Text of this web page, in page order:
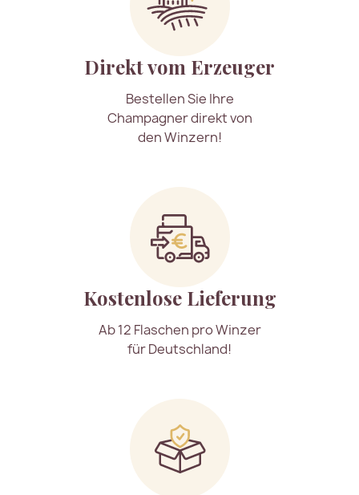
Direkt vom Erzeuger
Bestellen Sie Ihre
Champagner direkt von
den Winzern!
Kostenlose Lieferung
Ab 12 Flaschen pro Winzer
für Deutschland!